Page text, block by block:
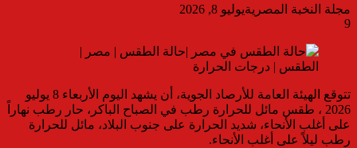
مجلة النخبة المصريةيوليو 8, 2026
9
تتوقع الهيئة العامة للأرصاد الجوية، أن يشهد اليوم الأربعاء 8 يوليو
2026 ، طقس مائل للحرارة رطب في الصباح الباكر، حار رطب نهاراً
على أغلب الأنحاء، شديد الحرارة على جنوب البلاد، مائل للحرارة
رطب ليلاً على أغلب الأنحاء.